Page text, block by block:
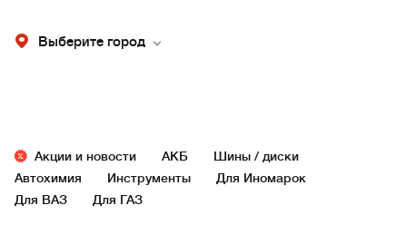
Выберите город
Акции и новости АКБ
Шины / диски
Автохимия
Инструменты
Для Иномарок
Для ВАЗ
Для ГАЗ